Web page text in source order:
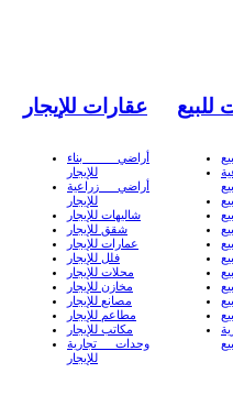
للبيع عقارات للإيجار
أراضي بناء
للإيجار
أراضي زراعية
للإيجار
شاليهات للإيجار
شقق للإيجار
عمارات للإيجار
فلل للإيجار
محلات للإيجار
مخازن للإيجار
مصانع للإيجار
مطاعم للإيجار
مكاتب للإيجار
وحدات تجارية
للإيجار